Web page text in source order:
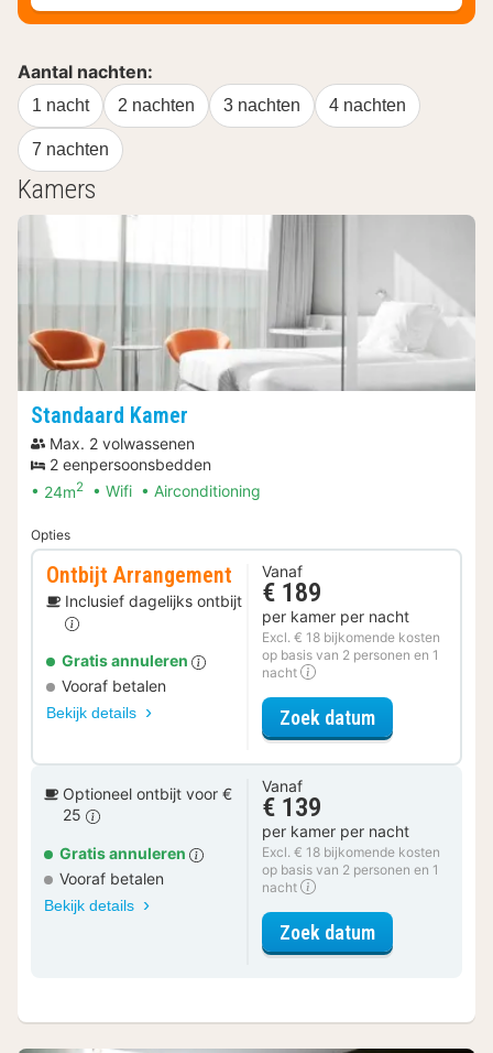
Aantal nachten:
1 nacht 2 nachten 3 nachten 4 nachten
7 nachten
Kamers
Standaard Kamer
Max. 2 volwassenen
2 eenpersoonsbedden
24m2 Wifi Airconditioning
Opties
Ontbijt Arrangement
Inclusief dagelijks ontbijt
Gratis annuleren
Vooraf betalen
Bekijk details
Vanaf
€ 189
per kamer per nacht
Excl. € 18 bijkomende kosten
op basis van 2 personen en 1
nacht
Zoek datumvoor Ontbijt
Optioneel ontbijt voor €
25
Gratis annuleren
Vooraf betalen
Bekijk details
Vanaf
€ 139
per kamer per nacht
Excl. € 18 bijkomende kosten
op basis van 2 personen en 1
nacht
Zoek datumvoor